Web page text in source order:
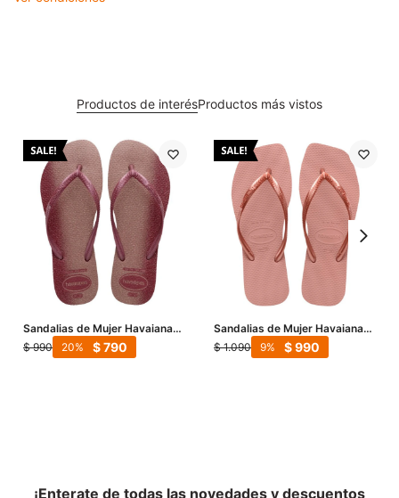
Productos de interésProductos más vistos
Sandalias de Mujer Havaianas
Slim Gloss - Rosado
$ 990 $790
20
Sandalias de Mujer Havaianas
Slime Square - Rosado
$ 1.090 $990
9
¡Enterate de todas las novedades y descuentos